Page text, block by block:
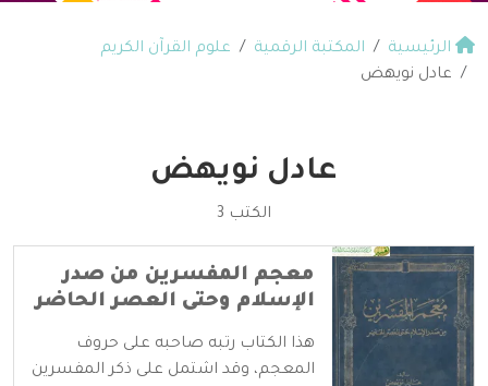
الرئيسية المكتبة الرقمية
علوم القرآن الكريم
عادل نويهض
عادل نويهض
الكتب 3
معجم المفسرين من صدر
الإسلام وحتى العصر الحاضر
هذا الكتاب رتبه صاحبه على حروف
المعجم، وقد اشتمل على ذكر المفسرين